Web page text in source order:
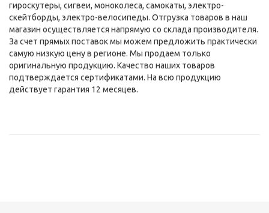
гироскутеры, сигвеи, моноколеса, самокаты, электро-
скейтборды, электро-велосипеды. Отгрузка товаров в наш
магазин осуществляется напрямую со склада производителя.
За счет прямых поставок мы можем предложить практически
самую низкую цену в регионе. Мы продаем только
оригинальную продукцию. Качество наших товаров
подтверждается сертификатами. На всю продукцию
действует гарантия 12 месяцев.